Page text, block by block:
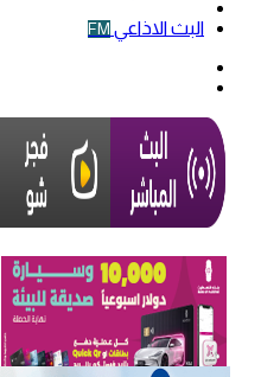
البث الاذاعي FM